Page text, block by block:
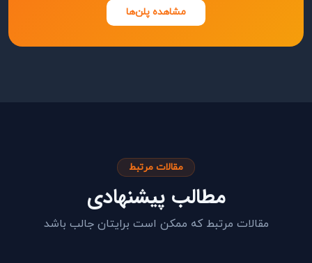
مشاهده پلن‌ها
مقالات مرتبط
مطالب پیشنهادی
مقالات مرتبط که ممکن است برایتان جالب باشد